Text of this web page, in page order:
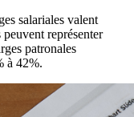
salariales valent
représenter
patronales
à 42%.